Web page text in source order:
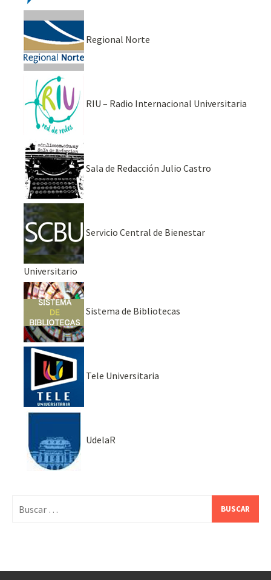
Regional Norte
RIU – Radio Internacional Universitaria
Sala de Redacción Julio Castro
Servicio Central de Bienestar
Universitario
Sistema de Bibliotecas
Tele Universitaria
UdelaR